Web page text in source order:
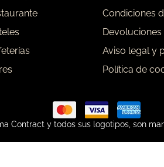
Condiciones
Aviso legal y
Política de
Contract y todos sus logotipos, son